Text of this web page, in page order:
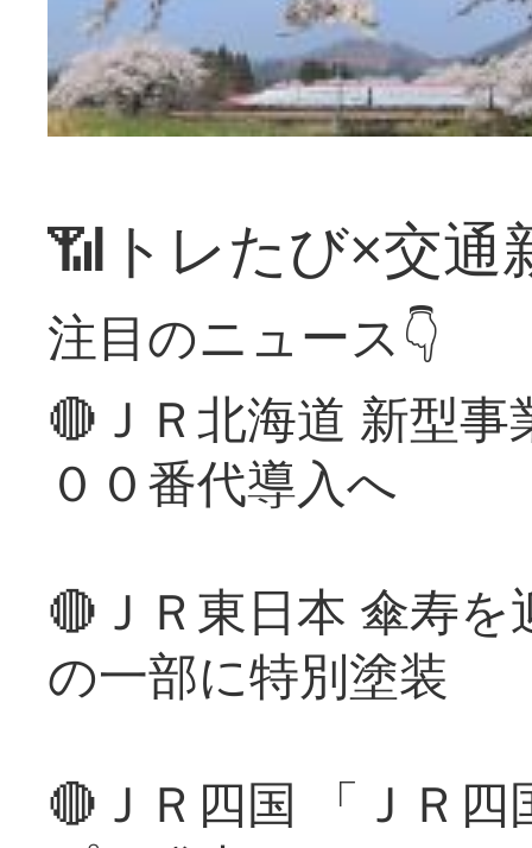
📶トレたび×交通
注目のニュース👇
🔴ＪＲ北海道 新型
００番代導入へ
🔴ＪＲ東日本 傘寿
の一部に特別塗装
🔴ＪＲ四国 「ＪＲ